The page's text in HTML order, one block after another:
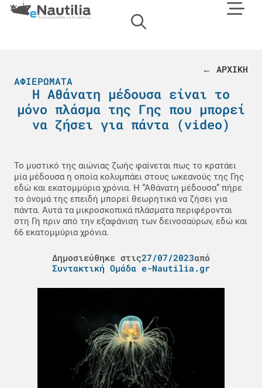
← ΑΡΧΙΚΗ
ΑΦΙΕΡΏΜΑΤΑ
Η Αθάνατη μέδουσα είναι το
μόνο πλάσμα της Γης που μπορεί
να ζήσει για πάντα (video)
Το μυστικό της αιώνιας ζωής φαίνεται πως το κρατάει
μία μέδουσα η οποία κολυμπάει στους ωκεανούς της Γης
εδώ και εκατομμύρια χρόνια. Η “Αθάνατη μέδουσα” πήρε
το όνομά της επειδή μπορεί θεωρητικά να ζήσει για
πάντα. Αυτά τα μικροσκοπικά πλάσματα περιφέρονται
στη Γη πριν από την εξαφάνιση των δεινοσαύρων, εδώ και
66 εκατομμύρια χρόνια.
Δημοσιεύθηκε στις27/07/2023από
Συντακτική Ομάδα e-Nautilia.gr